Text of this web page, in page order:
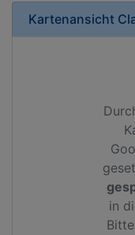
Kartenansicht
in